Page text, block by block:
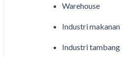
Warehouse
Industri makanan
Industri tambang